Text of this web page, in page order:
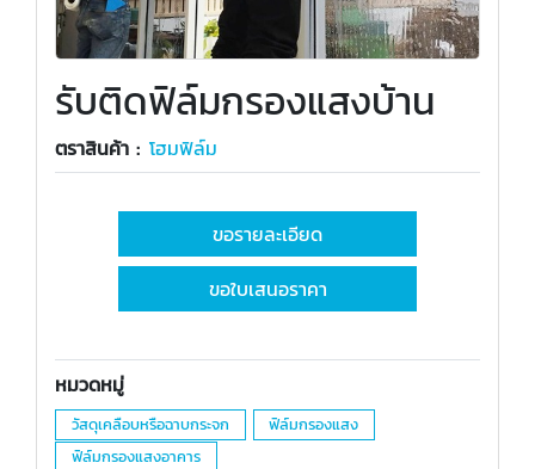
รับติดฟิล์มกรองแสงบ้าน
ตราสินค้า : โฮมฟิล์ม
ขอรายละเอียด
ขอใบเสนอราคา
หมวดหมู่
วัสดุเคลือบหรือฉาบกระจก
ฟิล์มกรองแสง
ฟิล์มกรองแสงอาคาร